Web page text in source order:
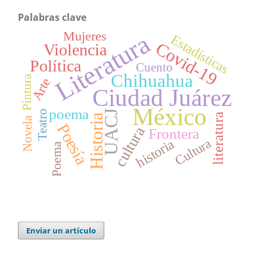
Palabras clave
Literatura
Ciudad Juárez
México
UACJ
Chihuahua
Historia
Covid-19
Poesía
Violencia
Política
cultura
poema
Frontera
literatura
Estadísticas
historiaCultura
Poema
Arte
Mujeres
Teatro
Cuento
Pintura
Novela
Enviar un artículo